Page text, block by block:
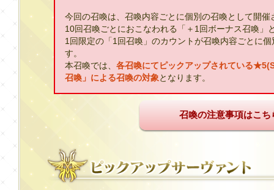
今回の召喚は、召喚内容ごとに個別の召喚として開
10回召喚ごとにおこなわれる「＋1回ボーナス召喚」
1回限定の「1回召喚」のカウントが召喚内容ごとに
す。
本召喚では、 各召喚にてピックアップされている
召喚」による召喚の対象となります。
召喚の注意事項はこち